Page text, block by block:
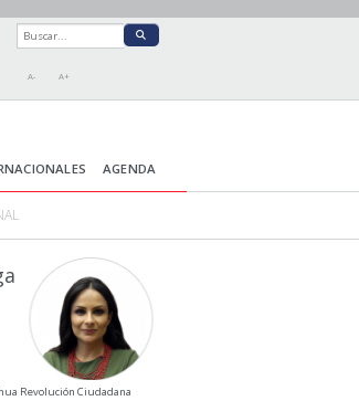
A- A+
AGENDA
Revolución Ciudadana